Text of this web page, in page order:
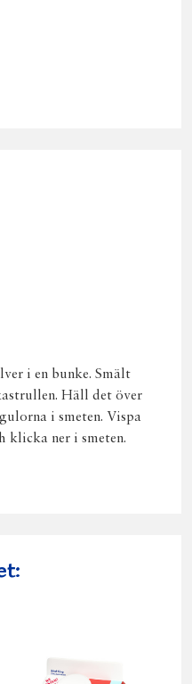
i en bunke. Smält
Häll det över
i smeten. Vispa
ner i smeten.